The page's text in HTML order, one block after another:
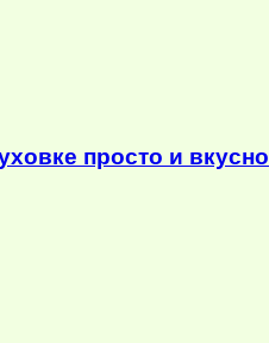
просто и вкусно